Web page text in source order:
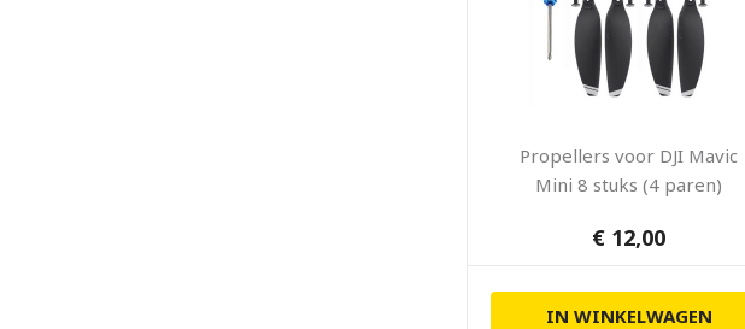
Propellers voor DJI Mavic
Mini 8 stuks (4 paren)
€ 12,00
IN WINKELWAGEN